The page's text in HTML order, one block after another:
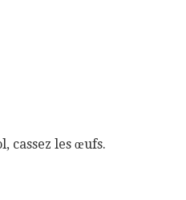
cassez les œufs.